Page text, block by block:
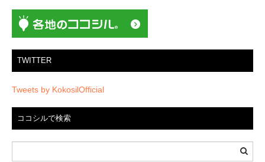
ン
TWITTER
Tweets by KokosilOfficial
ココシルで検索